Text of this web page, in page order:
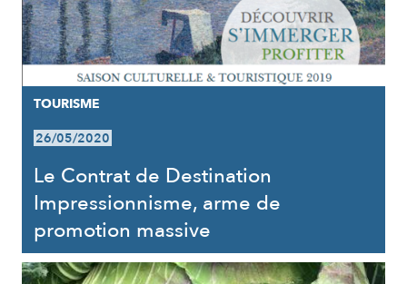
TOURISME
26/05/2020
Le Contrat de Destination
Impressionnisme, arme de
promotion massive